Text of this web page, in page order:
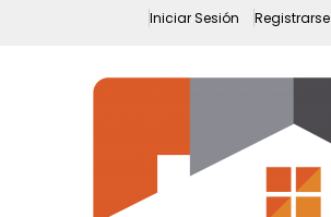
Iniciar Sesión Registrarse